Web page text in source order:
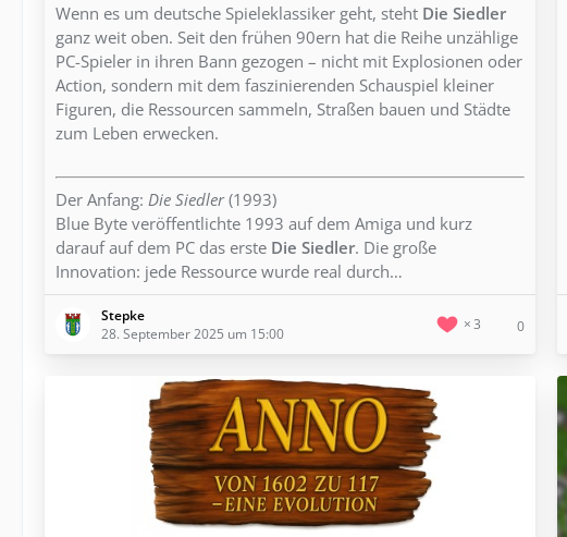
Wenn es um deutsche Spieleklassiker geht, steht Die Siedler
ganz weit oben. Seit den frühen 90ern hat die Reihe unzählige
PC-Spieler in ihren Bann gezogen – nicht mit Explosionen oder
Action, sondern mit dem faszinierenden Schauspiel kleiner
Figuren, die Ressourcen sammeln, Straßen bauen und Städte
zum Leben erwecken.
Der Anfang: Die Siedler(1993)
Blue Byte veröffentlichte 1993 auf dem Amiga und kurz
darauf auf dem PC das erste Die Siedler. Die große
Innovation: jede Ressource wurde real durch…
Stepke
28. September 2025 um 15:00
3 0